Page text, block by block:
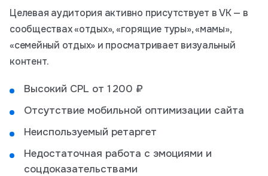
Целевая аудитория активно присутствует в VK — в
сообществах «отдых», «горящие туры», «мамы»,
«семейный отдых» и просматривает визуальный
контент.
Высокий CPL от 1 200 ₽
Отсутствие мобильной оптимизации сайта
Неиспользуемый ретаргет
Недостаточная работа с эмоциями и
соцдоказательствами